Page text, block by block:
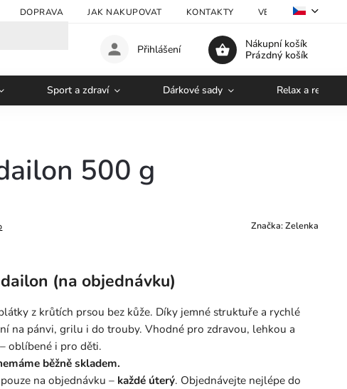
DOPRAVA JAK NAKUPOVAT KONTAKTY VELKOOBCHOD
Nákupní košík
Prázdný košík
Přihlášení
Sport a zdraví Dárkové sady Relax a
500 g
Značka:Zelenka
(na objednávku)
z krůtích prsou bez kůže. Díky jemné struktuře a rychlé
na pánvi, grilu i do trouby. Vhodné pro zdravou, lehkou a
oblíbené i pro děti.
běžně skladem.
na objednávku – každé úterý. Objednávejte nejlépe do